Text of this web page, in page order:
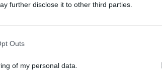
further disclose it to other third parties.
Outs
of my personal data.